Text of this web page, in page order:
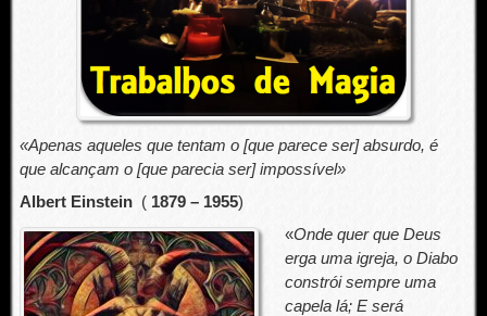
«Apenas aqueles que tentam o [que parece ser] absurdo, é
que alcançam o [que parecia ser] impossível»
Albert Einstein( 1879 – 1955)
«Onde quer que Deus
erga uma igreja, o Diabo
constrói sempre uma
capela lá; E será